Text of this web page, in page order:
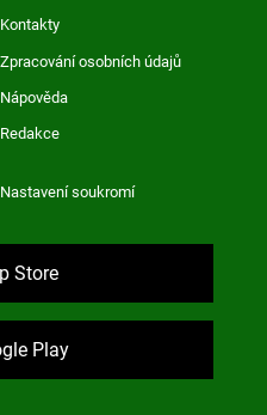
Kontakty
Zpracování osobních údajů
Nápověda
Redakce
Nastavení soukromí
Store
Play